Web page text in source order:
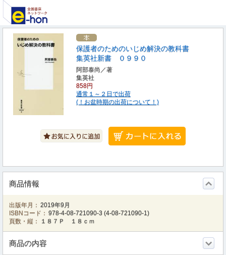
保護者のためのいじめ解決の教科書
集英社新書 ０９９０
阿部泰尚／著
集英社
858円
通常１～２日で出荷
(！お盆時期の出荷について！)
商品情報
出版年月： 2019年9月
ISBNコード： 978-4-08-721090-3 (4-08-721090-1)
頁数・縦：
１８７Ｐ １８ｃｍ
商品の内容